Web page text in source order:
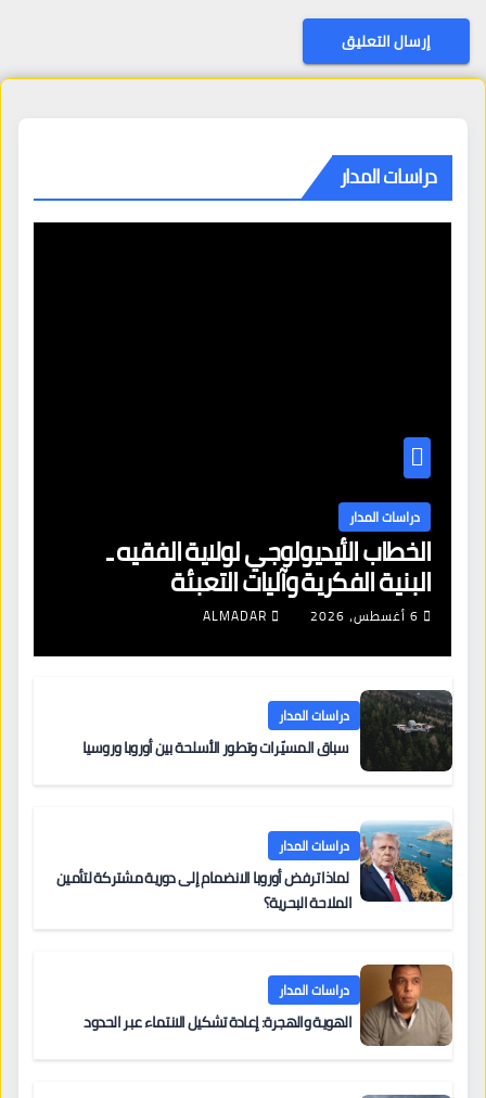
دراسات المدار
دراسات المدار
الخطاب الأيديولوجي لولاية الفقيه ـ
البنية الفكرية وآليات التعبئة
6 أغسطس، 2026 ALMADAR
دراسات المدار
سباق المسيّرات وتطور الأسلحة بين أوروبا وروسيا
دراسات المدار
لماذا ترفض أوروبا الانضمام إلى دورية مشتركة لتأمين
الملاحة البحرية؟
دراسات المدار
الهوية والهجرة: إعادة تشكيل الانتماء عبر الحدود